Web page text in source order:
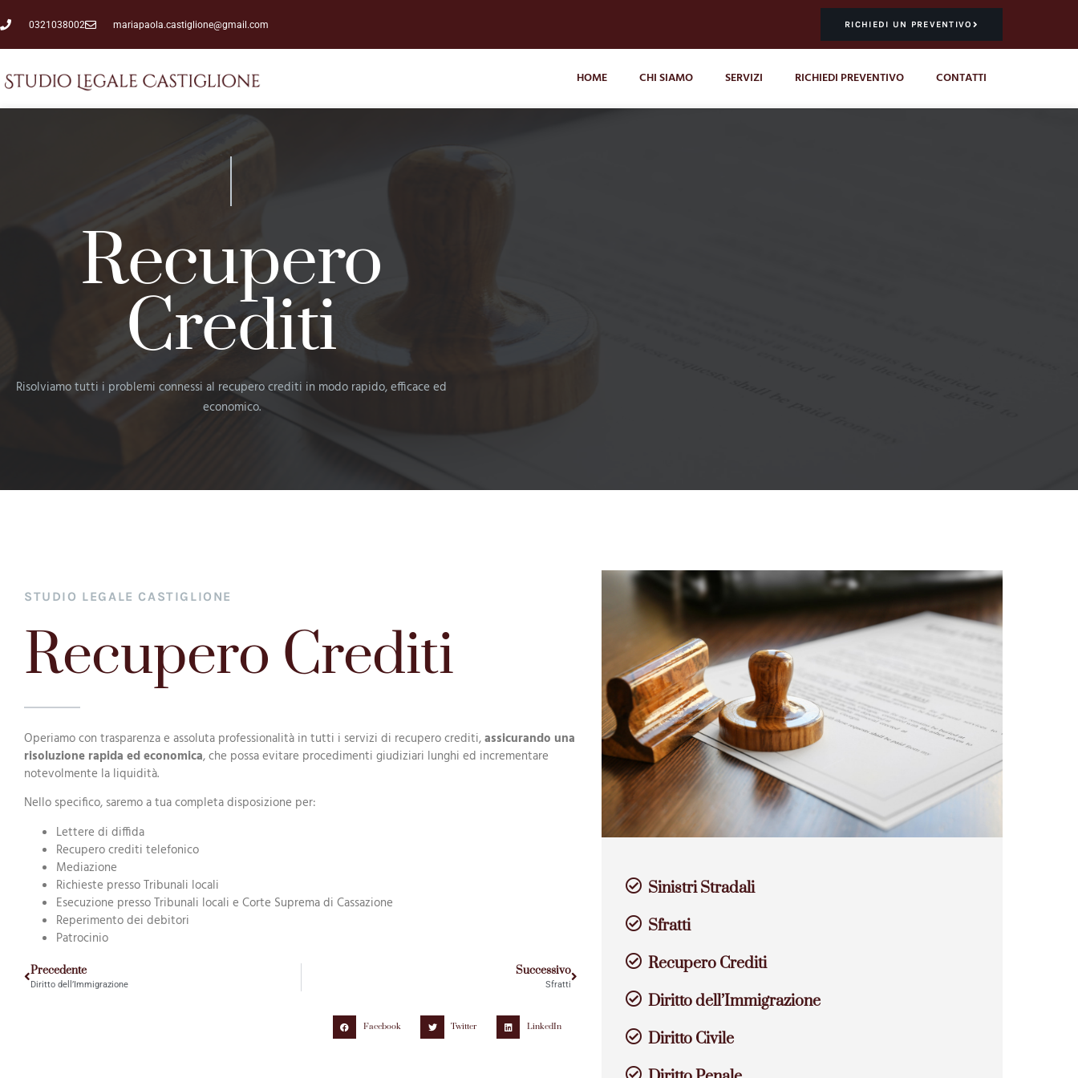
0321038002 mariapaola.castiglione@gmail.com RICHIEDI UN PREVENTIVO
HOME CHI SIAMO SERVIZI RICHIEDI PREVENTIVO CONTATTI
Recupero
Crediti
Risolviamo tutti i problemi connessi al recupero crediti in modo rapido, efficace ed
economico.
STUDIO LEGALE CASTIGLIONE
Recupero Crediti
Operiamo con trasparenza e assoluta professionalità in tutti i servizi di recupero crediti,assicurando una
risoluzione rapida ed economica, che possa evitare procedimenti giudiziari lunghi ed incrementare
notevolmente la liquidità.
Nello specifico, saremo a tua completa disposizione per:
Lettere di diffida
Recupero crediti telefonico
Mediazione
Richieste presso Tribunali locali
Esecuzione presso Tribunali locali e Corte Suprema di Cassazione
Reperimento dei debitori
Patrocinio
Precedente
Diritto dell’Immigrazione
Successivo
Sfratti
Facebook Twitter LinkedIn
Sinistri Stradali
Sfratti
Recupero Crediti
Diritto dell’Immigrazione
Diritto Civile